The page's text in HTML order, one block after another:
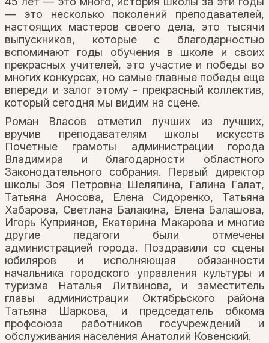
— это несколько поколений преподавателей,
настоящих мастеров своего дела, это тысячи
выпускников, которые с благодарностью
вспоминают годы обучения в школе и своих
прекрасных учителей, это участие и победы во
многих конкурсах, но самые главные победы еще
впереди и залог этому - прекрасный коллектив,
который сегодня мы видим на сцене.
Роман Власов отметил лучших из лучших,
вручив преподавателям школы искусств
Почетные грамоты администрации города
Владимира и благодарности областного
Законодательного собрания. Первый директор
школы Зоя Петровна Шеляпина, Галина Галат,
Татьяна Аносова, Елена Сидоренко, Татьяна
Хабарова, Светлана Балакина, Елена Балашова,
Игорь Куприянов, Екатерина Макарова и многие
другие педагоги были отмечены
администрацией города. Поздравили со сцены
юбиляров и исполняющая обязанности
начальника городского управления культуры и
туризма Наталья Литвинова, и заместитель
главы администрации Октябрьского района
Татьяна Шаркова, и председатель обкома
профсоюза работников госучреждений и
обслуживания населения Анатолий Ковенский.